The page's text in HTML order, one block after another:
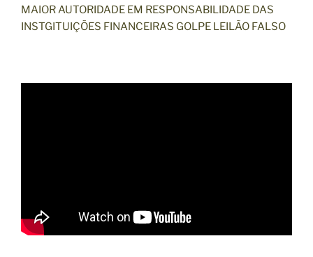
MAIOR AUTORIDADE EM RESPONSABILIDADE DAS
INSTGITUIÇÕES FINANCEIRAS GOLPE LEILÃO FALSO